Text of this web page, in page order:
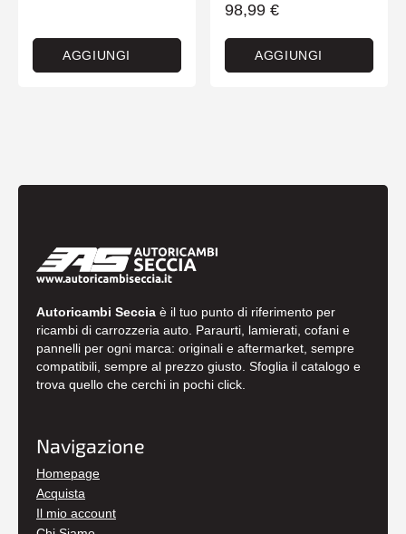
AGGIUNGI
98,99 €
AGGIUNGI
Autoricambi Seccia è il tuo punto di riferimento per
ricambi di carrozzeria auto. Paraurti, lamierati, cofani e
pannelli per ogni marca: originali e aftermarket, sempre
compatibili, sempre al prezzo giusto. Sfoglia il catalogo e
trova quello che cerchi in pochi click.
Navigazione
Homepage
Acquista
Il mio account